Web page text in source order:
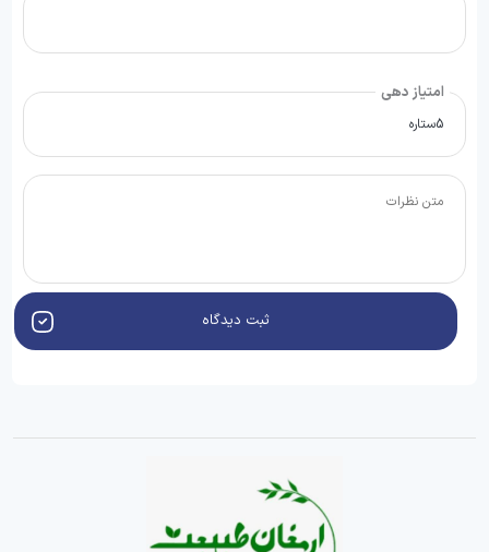
امتیاز دهی
ثبت دیدگاه